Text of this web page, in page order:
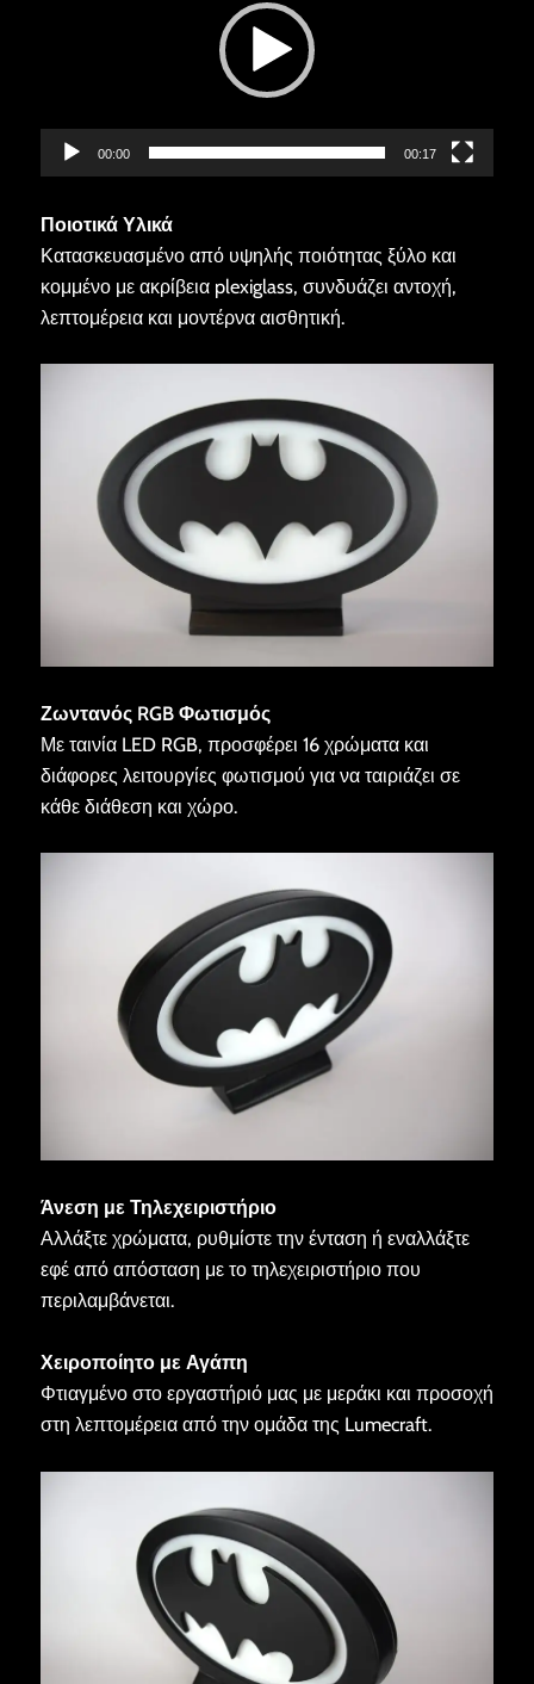
00:00 00:17
Ποιοτικά Υλικά
Κατασκευασμένο από υψηλής ποιότητας ξύλο και
κομμένο με ακρίβεια plexiglass, συνδυάζει αντοχή,
λεπτομέρεια και μοντέρνα αισθητική.
Ζωντανός RGB Φωτισμός
Με ταινία LED RGB, προσφέρει 16 χρώματα και
διάφορες λειτουργίες φωτισμού για να ταιριάζει σε
κάθε διάθεση και χώρο.
Άνεση με Τηλεχειριστήριο
Αλλάξτε χρώματα, ρυθμίστε την ένταση ή εναλλάξτε
εφέ από απόσταση με το τηλεχειριστήριο που
περιλαμβάνεται.
Χειροποίητο με Αγάπη
Φτιαγμένο στο εργαστήριό μας με μεράκι και προσοχή
στη λεπτομέρεια από την ομάδα της Lumecraft.